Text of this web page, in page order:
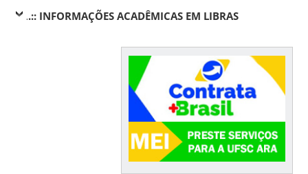
..:: INFORMAÇÕES ACADÊMICAS EM LIBRAS